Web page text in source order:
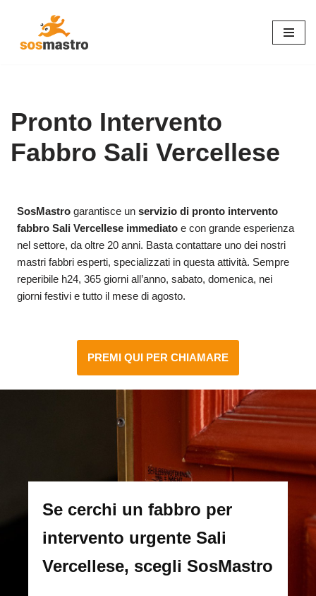
Pronto Intervento
Fabbro Sali Vercellese
SosMastro garantisce unservizio di pronto intervento
fabbro Sali Vercellese immediato e con grande esperienza
nel settore, da oltre 20 anni. Basta contattare uno dei nostri
mastri fabbri esperti, specializzati in questa attività. Sempre
reperibile h24, 365 giorni all’anno, sabato, domenica, nei
giorni festivi e tutto il mese di agosto.
PREMI QUI PER CHIAMARE
Se cerchi un fabbro per
intervento urgente Sali
Vercellese, scegli SosMastro